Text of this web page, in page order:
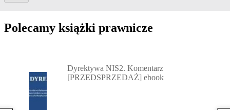
Polecamy książki prawnicze
Dyrektywa NIS2. Komentarz
[PRZEDSPRZEDAŻ] ebook